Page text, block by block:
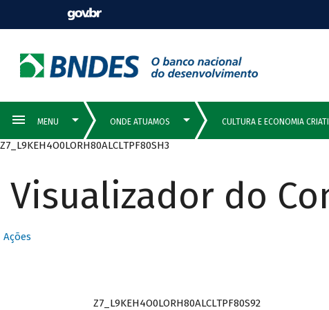
Z7_L9KEH4O0LORH80ALCLTPF80SH3
Visualizador do
Ações
Z7_L9KEH4O0LORH80ALCLTPF80S92